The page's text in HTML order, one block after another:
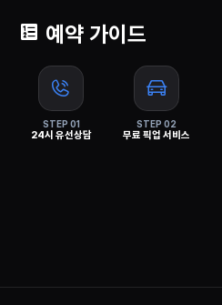
예약 가이드
STEP 01
24시 유선상담
STEP 02
무료 픽업 서비스